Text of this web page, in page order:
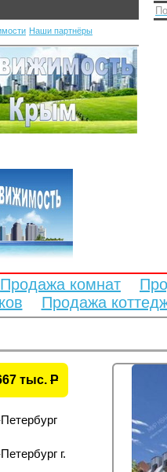
Наши партнёры
Продажа комнат
Продажа
тыс. P
г.